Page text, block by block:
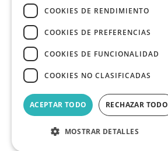
COOKIES DE RENDIMIENTO
COOKIES DE PREFERENCIAS
COOKIES DE FUNCIONALIDAD
COOKIES NO CLASIFICADAS
ACEPTAR TODO RECHAZAR TODO
MOSTRAR DETALLES